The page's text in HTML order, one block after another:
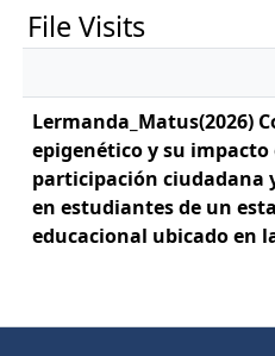
File Visits
Lermanda_Matus(2026)
epigenético y su impacto
participación ciudadana
en estudiantes de un
educacional ubicado en